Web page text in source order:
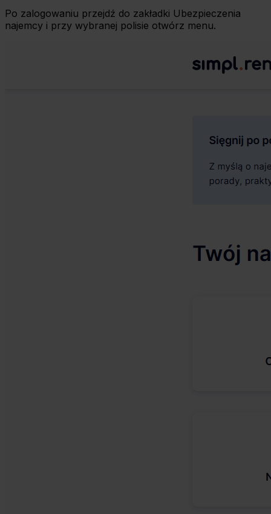
Po zalogowaniu przejdź do zakładki Ubezpieczenia
najemcy i przy wybranej polisie otwórz menu.